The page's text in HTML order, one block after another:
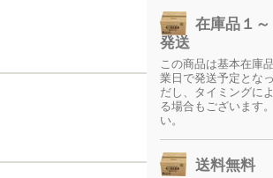
在庫品１
発送
この商品は基本在庫
業日で発送予定とな
だし、タイミングに
る場合もございます
い。
送料無料